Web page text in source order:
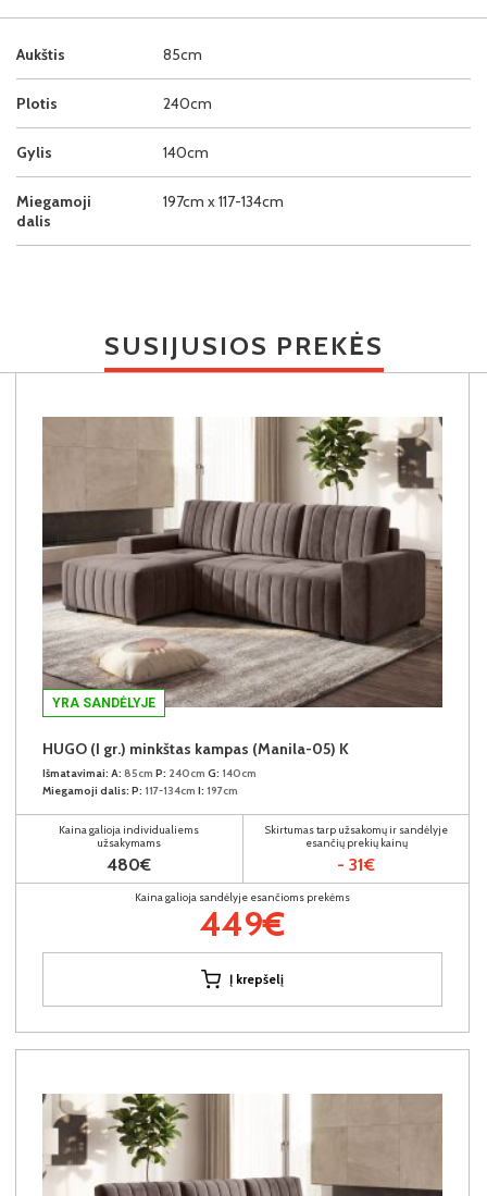
Aukštis 85cm
Plotis 240cm
Gylis 140cm
Miegamoji
dalis
197cm x 117-134cm
SUSIJUSIOS PREKĖS
YRA SANDĖLYJE
HUGO (I gr.) minkštas kampas (Manila-05) K
Išmatavimai: A: 85cm P: 240cm G: 140cm
Miegamoji dalis: P: 117-134cm I: 197cm
Kaina galioja individualiems
užsakymams
480€
Skirtumas tarp užsakomų ir sandėlyje
esančių prekių kainų
- 31€
Kaina galioja sandėlyje esančioms prekėms
449€
Į krepšelį